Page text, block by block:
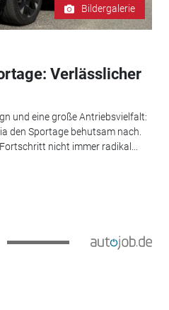
Bildergalerie
Verlässlicher
und eine große Antriebsvielfalt:
den Sportage behutsam nach.
nicht immer radikal...